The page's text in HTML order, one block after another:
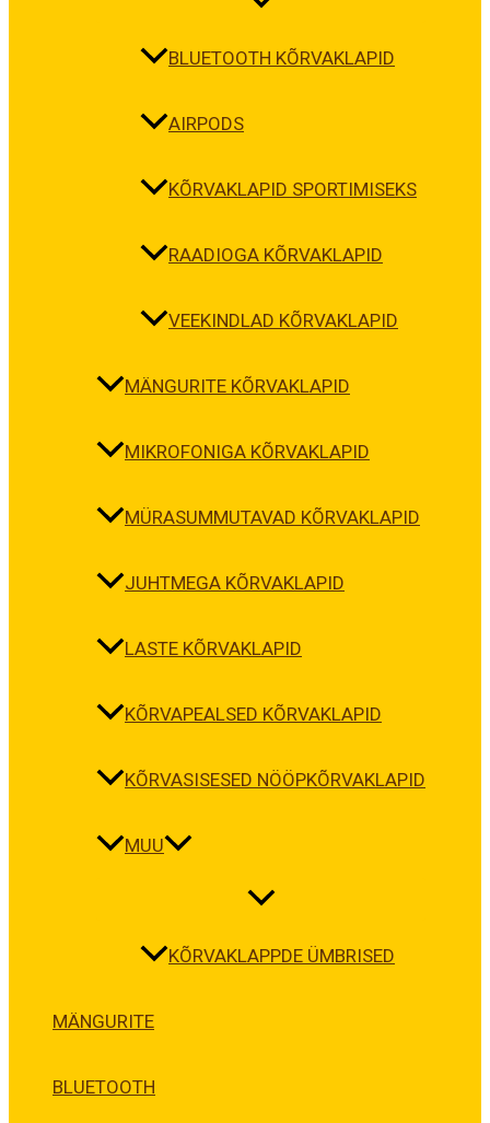
BLUETOOTH KÕRVAKLAPID
AIRPODS
KÕRVAKLAPID SPORTIMISEKS
RAADIOGA KÕRVAKLAPID
VEEKINDLAD KÕRVAKLAPID
MÄNGURITE KÕRVAKLAPID
MIKROFONIGA KÕRVAKLAPID
MÜRASUMMUTAVAD KÕRVAKLAPID
JUHTMEGA KÕRVAKLAPID
LASTE KÕRVAKLAPID
KÕRVAPEALSED KÕRVAKLAPID
KÕRVASISESED NÖÖPKÕRVAKLAPID
MUU
KÕRVAKLAPPDE ÜMBRISED
MÄNGURITE
BLUETOOTH